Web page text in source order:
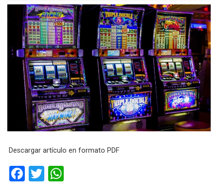
Descargar artículo en formato PDF
F
T